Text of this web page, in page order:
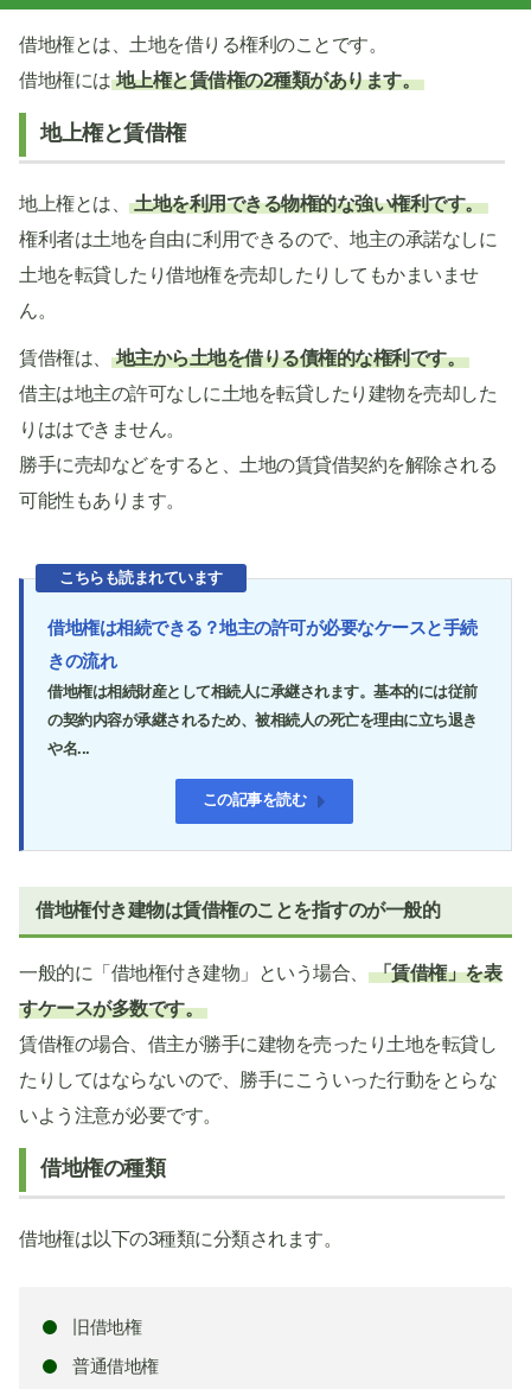
借地権とは、土地を借りる権利のことです。
借地権には 地上権と賃借権の2種類があります。
地上権と賃借権
地上権とは、
土地を利用できる物権的な強い権利です。
権利者は土地を自由に利用できるので、地主の承諾なしに
土地を転貸したり借地権を売却したりしてもかまいませ
ん。
賃借権は、
地主から土地を借りる債権的な権利です。
借主は地主の許可なしに土地を転貸したり建物を売却した
りははできません。
勝手に売却などをすると、土地の賃貸借契約を解除される
可能性もあります。
こちらも読まれています
借地権は相続できる？地主の許可が必要なケースと手続
きの流れ
借地権は相続財産として相続人に承継されます。基本的には従前
の契約内容が承継されるため、被相続人の死亡を理由に立ち退き
や名...
この記事を読む
借地権付き建物は賃借権のことを指すのが一般的
一般的に「借地権付き建物」という場合、
「賃借権」を表
すケースが多数です。
賃借権の場合、借主が勝手に建物を売ったり土地を転貸し
たりしてはならないので、勝手にこういった行動をとらな
いよう注意が必要です。
借地権の種類
借地権は以下の3種類に分類されます。
旧借地権
普通借地権